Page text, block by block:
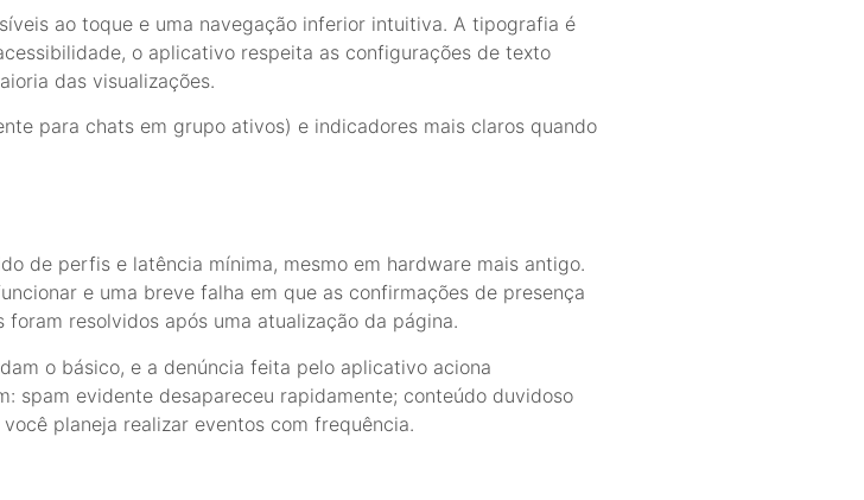
ao toque e uma navegação inferior intuitiva. A tipografia é
o aplicativo respeita as configurações de texto
das visualizações.
para chats em grupo ativos) e indicadores mais claros quando
de perfis e latência mínima, mesmo em hardware mais antigo.
e uma breve falha em que as confirmações de presença
resolvidos após uma atualização da página.
o básico, e a denúncia feita pelo aplicativo aciona
spam evidente desapareceu rapidamente; conteúdo duvidoso
planeja realizar eventos com frequência.